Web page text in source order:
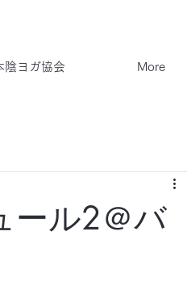
陰ヨガ協会 More
ール2＠バ